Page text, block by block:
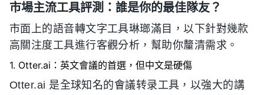
市場主流工具評測：誰是你的最佳隊友？
市面上的語音轉文字工具琳瑯滿目，以下針對幾款
高關注度工具進行客觀分析，幫助你釐清需求。
1. Otter.ai：英文會議的首選，但中文是硬傷
Otter.ai 是全球知名的會議转录工具，以強大的講